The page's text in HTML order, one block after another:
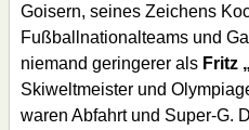
Goisern, seines Zeichens
Fußballnationalteams und
niemand geringerer als Fritz
Skiweltmeister und
waren Abfahrt und Super-G.